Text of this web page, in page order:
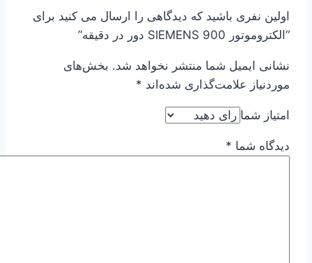
اولین نفری باشید که دیدگاهی را ارسال می کنید برای
“الکتروموتور SIEMENS 900 دور در دقیقه”
نشانی ایمیل شما منتشر نخواهد شد. بخش‌های
موردنیاز علامت‌گذاری شده‌اند *
امتیاز شما
دیدگاه شما *